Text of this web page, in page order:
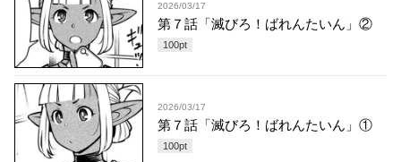
2026/03/17
第７話「滅びろ！ばれんたいん」②
100pt
2026/03/17
第７話「滅びろ！ばれんたいん」①
100pt